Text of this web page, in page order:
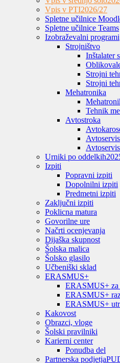
Vpis v PTI2026/27
Spletne učilnice
Spletne učilnice Teams
Izobraževalni programi
Strojništvo
Inštalater
Strojni
Strojni
Mehatronika
Tehnik
Avtostroka
Urniki po oddelkih
Izpiti
Popravni izpiti
Dopolnilni izpiti
Predmetni izpiti
Zaključni izpiti
Poklicna matura
Govorilne ure
Načrti ocenjevanja
Dijaška skupnost
Šolska malica
Šolsko glasilo
Učbeniški sklad
ERASMUS+
ERASMUS+ za
ERASMUS+
ERASMUS+
Kakovost
Obrazci, vloge
Šolski pravilniki
Karierni center
Ponudba del
Partnerska podjetja